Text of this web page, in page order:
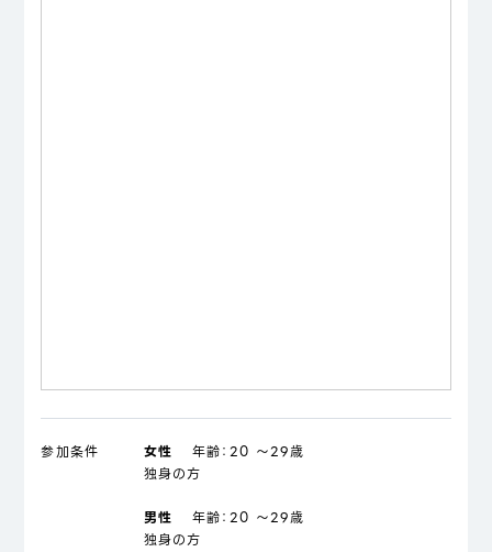
参加条件 女性 年齢： 20 ～29歳
独身の方
男性 年齢： 20 ～29歳
独身の方